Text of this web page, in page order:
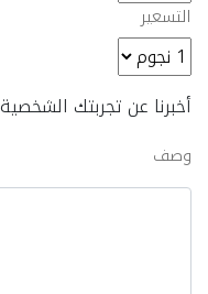
التسعير
أخبرنا عن تجربتك الشخصية
وصف